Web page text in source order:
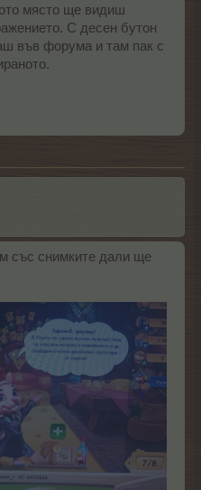
място ще видиш
С десен бутон
във форума и там пак с
със снимките дали ще